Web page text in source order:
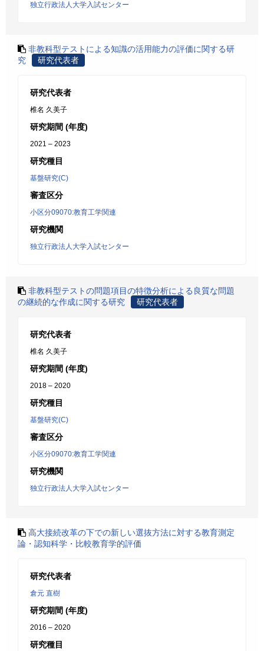
独立行政法人大学入試センター
非教科型テストによる知識の活用能力の評価に関する研
究
研究代表者
研究代表者
椎名 久美子
研究期間 (年度)
2021 – 2023
研究種目
基盤研究(C)
審査区分
小区分09070:教育工学関連
研究機関
独立行政法人大学入試センター
非教科型テストの問題項目の特徴分析による良質な問題
の継続的な作成に関する研究
研究代表者
研究代表者
椎名 久美子
研究期間 (年度)
2018 – 2020
研究種目
基盤研究(C)
審査区分
小区分09070:教育工学関連
研究機関
独立行政法人大学入試センター
高大接続改革の下での新しい選抜方法に対する教育測定
論・認知科学・比較教育学的評価
研究代表者
倉元 直樹
研究期間 (年度)
2016 – 2020
研究種目